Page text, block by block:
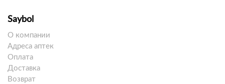
Saybol
О компании
Адреса аптек
Оплата
Доставка
Возврат